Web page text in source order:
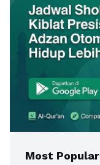
Most Popular